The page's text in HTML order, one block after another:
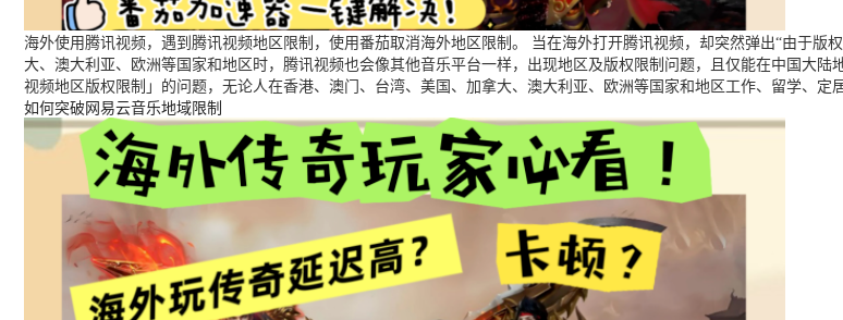
海外使用腾讯视频，遇到腾讯视频地区限制，使用番茄取消海外地区限制。 当在海外打开腾讯视频，却突然弹出“由于
大、澳大利亚、欧洲等国家和地区时，腾讯视频也会像其他音乐平台一样，出现地区及版权限制问题，且仅能在中国大
视频地区版权限制」的问题，无论人在香港、澳门、台湾、美国、加拿大、澳大利亚、欧洲等国家和地区工作、留学、定
如何突破网易云音乐地域限制